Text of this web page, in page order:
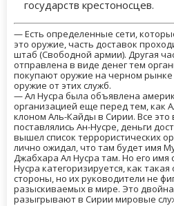
государств крестоносцев.
— Есть определенные сети,
это оружие, часть доставок
штаб (Свободной армии). Другая
отправлена в виде денег тем
покупают оружие на черном
оружие от этих служб.
— Ал Нусра была объявлена
организацией еще перед тем, как
клоном Аль-Кайды в Сирии. Все это
поставлялись Ан-Нусре, деньги
вышел список террористических
лично ожидал, что там будет имя
Джабхара Ал Нусра там. Но его имя
Нусра категоризируется, как
стороны, но их руководители не
разыскиваемых в мире. Это
разыгрывают в Сирии мировые